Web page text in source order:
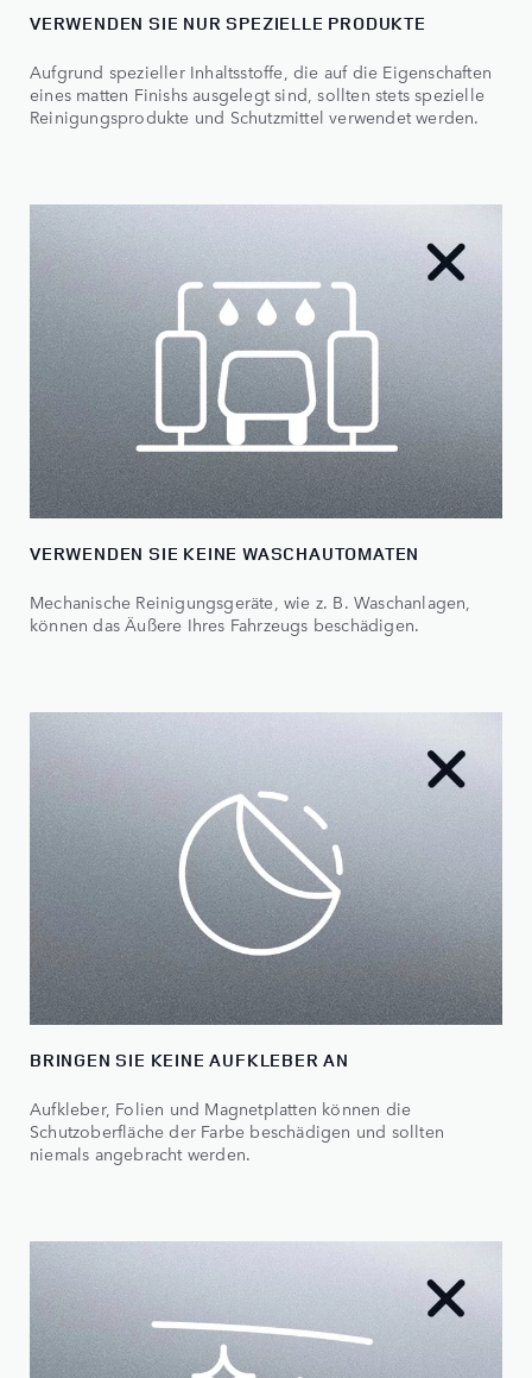
VERWENDEN SIE NUR SPEZIELLE PRODUKTE
Aufgrund spezieller Inhaltsstoffe, die auf die Eigenschaften
eines matten Finishs ausgelegt sind, sollten stets spezielle
Reinigungsprodukte und Schutzmittel verwendet werden.
VERWENDEN SIE KEINE WASCHAUTOMATEN
Mechanische Reinigungsgeräte, wie z. B. Waschanlagen,
können das Äußere Ihres Fahrzeugs beschädigen.
BRINGEN SIE KEINE AUFKLEBER AN
Aufkleber, Folien und Magnetplatten können die
Schutzoberfläche der Farbe beschädigen und sollten
niemals angebracht werden.